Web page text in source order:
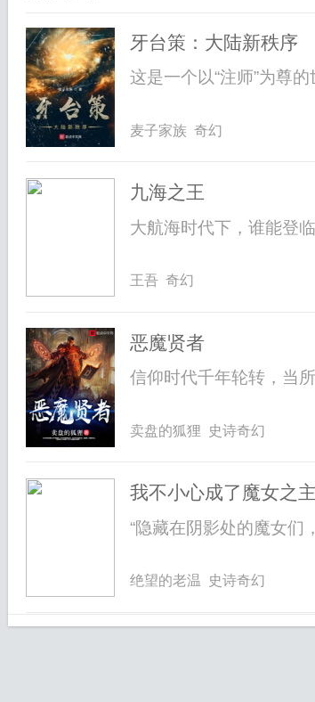
牙台策：大陆新秩序
这是一个以“注师”为尊
麦子家族 奇幻
九海之王
大航海时代下，谁能登
王吾 奇幻
恶魔贤者
信仰时代千年轮转，当
卖盘的狐狸 史诗奇幻
我不小心成了魔女之主
“隐藏在阴影处的魔女们
绝望的老温 史诗奇幻